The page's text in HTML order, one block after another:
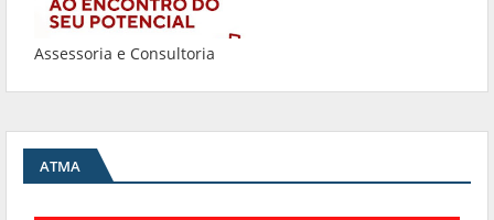
Assessoria e Consultoria
ATMA